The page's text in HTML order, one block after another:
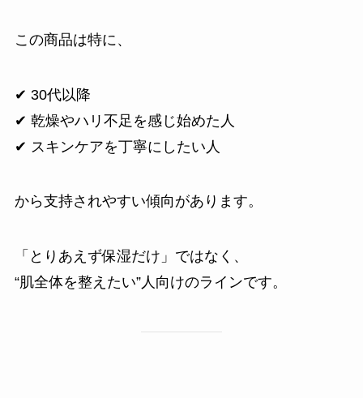
この商品は特に、
✔ 30代以降
✔ 乾燥やハリ不足を感じ始めた人
✔ スキンケアを丁寧にしたい人
から支持されやすい傾向があります。
「とりあえず保湿だけ」ではなく、
“肌全体を整えたい”人向けのラインです。